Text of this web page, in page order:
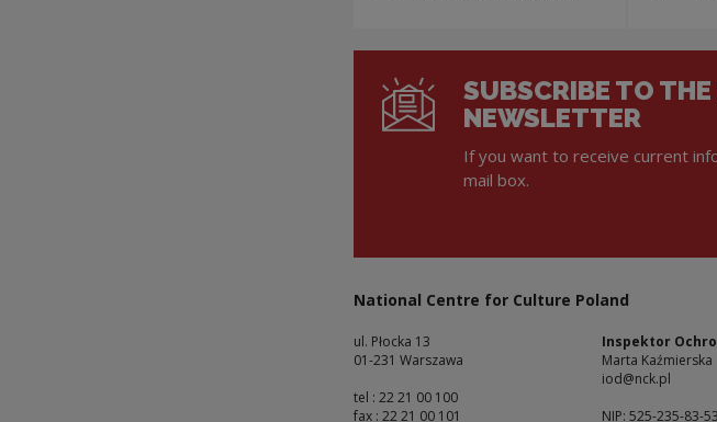
SUBSCRIBE TO
NEWSLETTER
If you want to receive current
mail box.
National Centre for Culture Poland
ul. Płocka 13
01-231 Warszawa
tel : 22 21 00 100
fax : 22 21 00 101
Inspektor
Marta Kaźmierska
iod@nck.pl
NIP: 525-235-83-53